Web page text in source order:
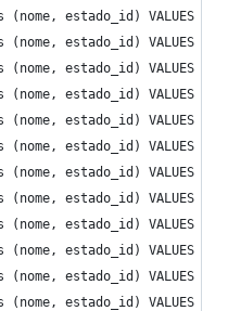
(nome, estado_id)
(nome, estado_id) VALUES
(nome, estado_id) VALUES
(nome, estado_id) VALUES
(nome, estado_id) VALUES
(nome, estado_id) VALUES
(nome, estado_id) VALUES
(nome, estado_id) VALUES
(nome, estado_id) VALUES
(nome, estado_id) VALUES
(nome, estado_id) VALUES
(nome, estado_id) VALUES